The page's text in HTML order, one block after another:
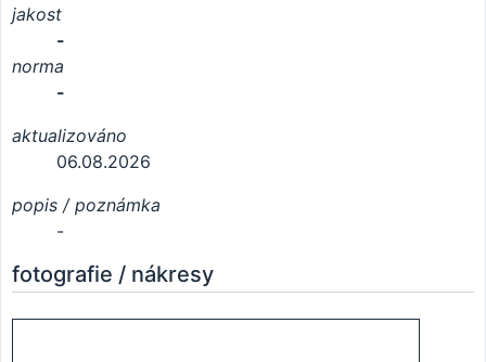
jakost
-
norma
-
aktualizováno
06.08.2026
popis / poznámka
-
fotografie / nákresy